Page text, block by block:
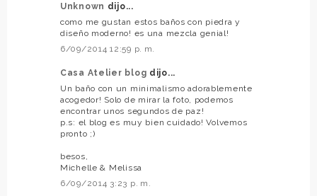
Unknown dijo...
como me gustan estos baños con piedra y
diseño moderno! es una mezcla genial!
6/09/2014 12:59 p. m.
Casa Atelier blog dijo...
Un baño con un minimalismo adorablemente
acogedor! Solo de mirar la foto, podemos
encontrar unos segundos de paz!
p.s: el blog es muy bien cuidado! Volvemos
pronto ;)
besos,
Michelle & Melissa
6/09/2014 3:23 p. m.